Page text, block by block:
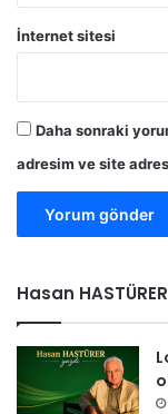
İnternet sitesi
Daha sonraki
adresim ve site
Hasan HASTÜRER